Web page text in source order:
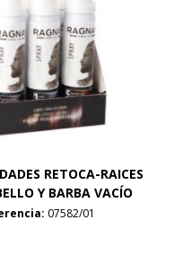
RETOCA-RAICES
Y BARBA VACÍO
07582/01